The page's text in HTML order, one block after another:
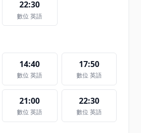
22:30
數位 英語
14:40
數位 英語
17:50
數位 英語
21:00
數位 英語
22:30
數位 英語